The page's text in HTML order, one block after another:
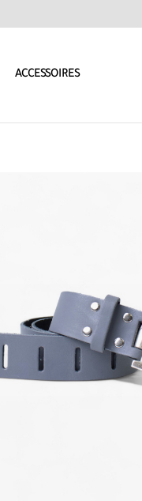
ACCESSOIRES